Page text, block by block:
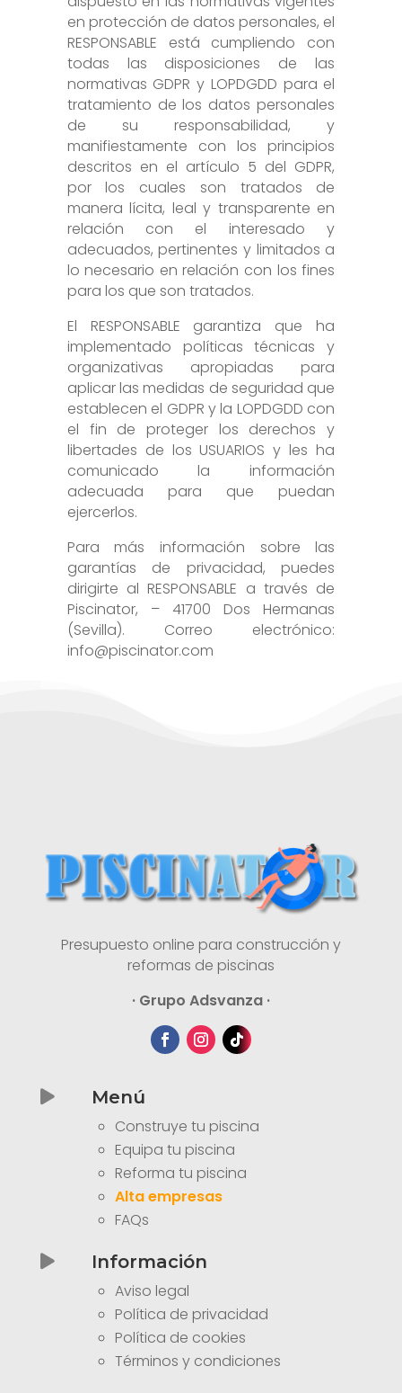
en protección de datos personales, el
RESPONSABLE está cumpliendo con
todas las disposiciones de las
normativas GDPR y LOPDGDD para el
tratamiento de los datos personales
de su responsabilidad, y
manifiestamente con los principios
descritos en el artículo 5 del GDPR,
por los cuales son tratados de
manera lícita, leal y transparente en
relación con el interesado y
adecuados, pertinentes y limitados a
lo necesario en relación con los fines
para los que son tratados.
El RESPONSABLE garantiza que ha
implementado políticas técnicas y
organizativas apropiadas para
aplicar las medidas de seguridad que
establecen el GDPR y la LOPDGDD con
el fin de proteger los derechos y
libertades de los USUARIOS y les ha
comunicado la información
adecuada para que puedan
ejercerlos.
Para más información sobre las
garantías de privacidad, puedes
dirigirte al RESPONSABLE a través de
Piscinator, – 41700 Dos Hermanas
(Sevilla). Correo electrónico:
info@piscinator.com
Presupuesto online para construcción y
reformas de piscinas
· Grupo Adsvanza ·
 Menú
Construye tu piscina
Equipa tu piscina
Reforma tu piscina
Alta empresas
FAQs
 Información
Aviso legal
Política de privacidad
Política de cookies
Términos y condiciones